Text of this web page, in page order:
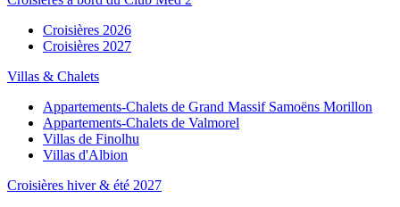
Croisières 2026
Croisières 2027
Villas & Chalets
Appartements-Chalets de Grand Massif Samoëns Morillon
Appartements-Chalets de Valmorel
Villas de Finolhu
Villas d'Albion
Croisières hiver & été 2027